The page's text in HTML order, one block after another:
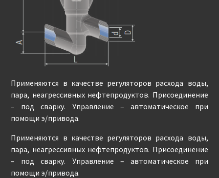
Применяются в качестве регуляторов расхода воды,
пара, неагрессивных нефтепродуктов. Присоединение
– под сварку. Управление – автоматическое при
помощи э/привода.
Применяются в качестве регуляторов расхода воды,
пара, неагрессивных нефтепродуктов. Присоединение
– под сварку. Управление – автоматическое при
помощи э/привода.